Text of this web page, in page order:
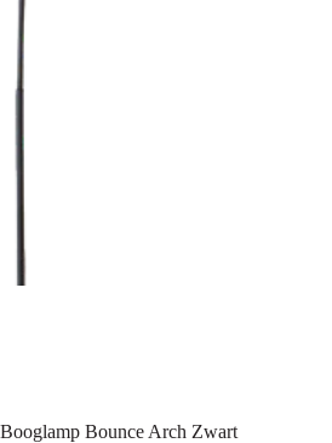
Booglamp Bounce Arch Zwart